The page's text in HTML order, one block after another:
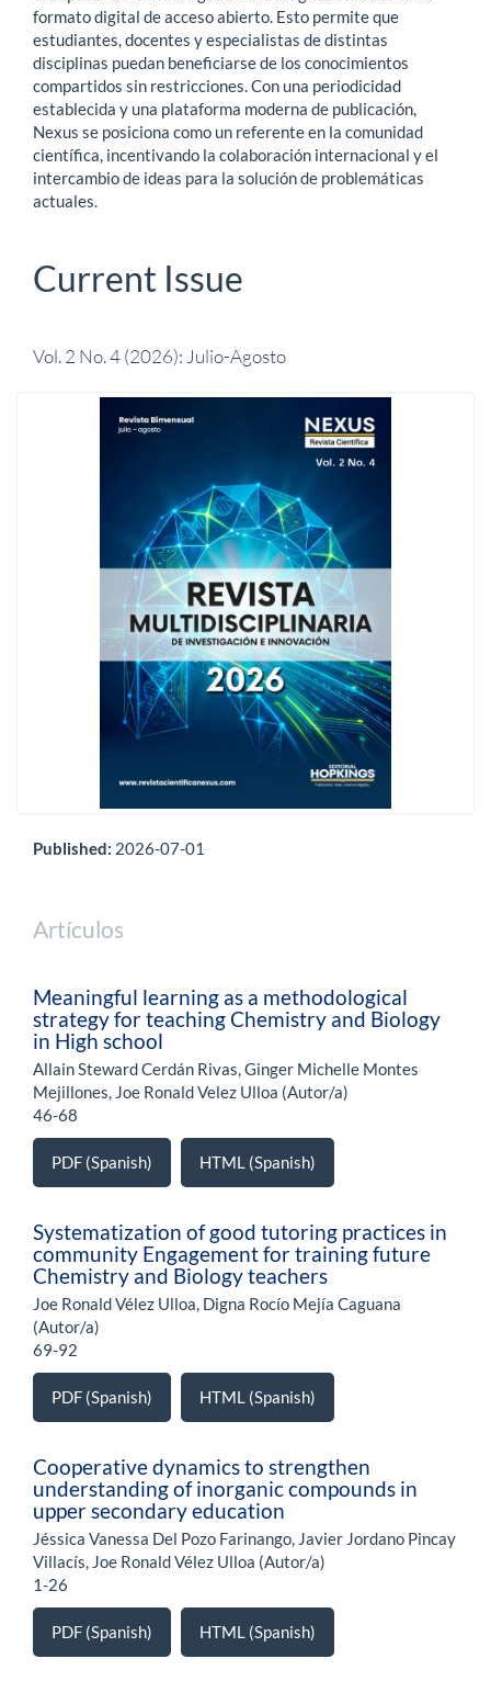
formato digital de acceso abierto. Esto permite que
estudiantes, docentes y especialistas de distintas
disciplinas puedan beneficiarse de los conocimientos
compartidos sin restricciones. Con una periodicidad
establecida y una plataforma moderna de publicación,
Nexus se posiciona como un referente en la comunidad
científica, incentivando la colaboración internacional y el
intercambio de ideas para la solución de problemáticas
actuales.
Current Issue
Vol. 2 No. 4 (2026): Julio-Agosto
Published: 2026-07-01
Artículos
Meaningful learning as a methodological
strategy for teaching Chemistry and Biology
in High school
Allain Steward Cerdán Rivas, Ginger Michelle Montes
Mejillones, Joe Ronald Velez Ulloa (Autor/a)
46-68
PDF (Spanish) HTML (Spanish)
Systematization of good tutoring practices in
community Engagement for training future
Chemistry and Biology teachers
Joe Ronald Vélez Ulloa, Digna Rocío Mejía Caguana
(Autor/a)
69-92
PDF (Spanish) HTML (Spanish)
Cooperative dynamics to strengthen
understanding of inorganic compounds in
upper secondary education
Jéssica Vanessa Del Pozo Farinango, Javier Jordano Pincay
Villacís, Joe Ronald Vélez Ulloa (Autor/a)
1-26
PDF (Spanish) HTML (Spanish)